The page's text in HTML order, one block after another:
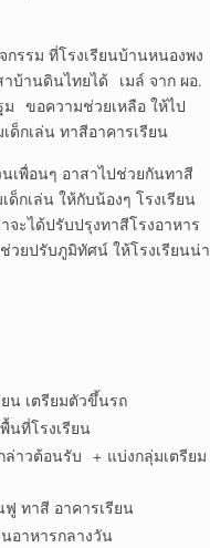
ที่โรงเรียนบ้านหนองพง
บ้านดินไทยได้ เมล์ จาก ผอ.
ขอความช่วยเหลือ ให้ไป
ด็กเล่น ทาสีอาคารเรียน
เพื่อนๆ อาสาไปช่วยกันทาสี
กเล่น ให้กับน้องๆ โรงเรียน
ได้ปรับปรุงทาสีโรงอาหาร
วยปรับภูมิทัศน์ ให้โรงเรียนน่า
น เตรียมตัวขึ้นรถ
ที่โรงเรียน
าวต้อนรับ + แบ่งกลุ่มเตรียม
ทาสี อาคารเรียน
อาหารกลางวัน